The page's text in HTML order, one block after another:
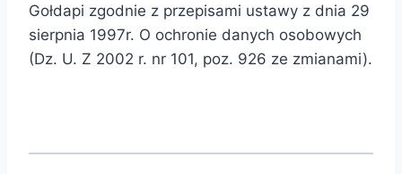
Gołdapi zgodnie z przepisami ustawy z dnia 29
sierpnia 1997r. O ochronie danych osobowych
(Dz. U. Z 2002 r. nr 101, poz. 926 ze zmianami).